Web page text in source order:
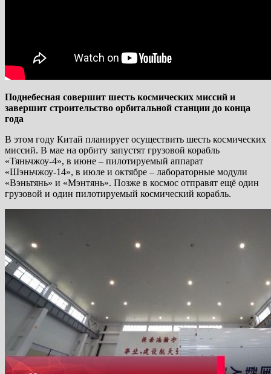
Поднебесная совершит шесть космических миссий и
завершит строительство орбитальной станции до конца
года
В этом году Китай планирует осуществить шесть космических
миссий. В мае на орбиту запустят грузовой корабль
«Тяньчжоу-4», в июне – пилотируемый аппарат
«Шэньчжоу-14», в июле и октябре – лабораторные модули
«Вэньтянь» и «Мэнтянь». Позже в космос отправят ещё один
грузовой и один пилотируемый космический корабль.